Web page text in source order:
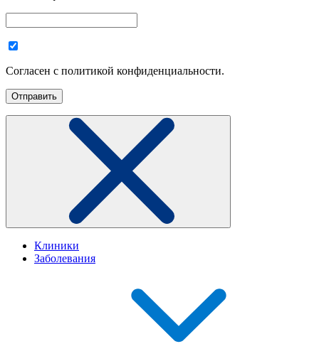
Согласен с политикой конфиденциальности.
Клиники
Заболевания